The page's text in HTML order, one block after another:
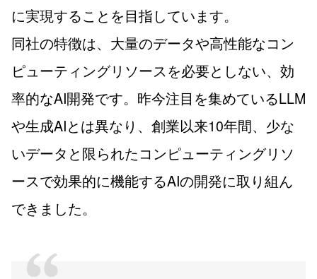
に実現することを目指しています。
同社の特徴は、大量のデータや高性能なコン
ピューティングリソースを必要としない、効
率的なAI開発です。昨今注目を集めているLLM
や生成AIとは異なり、創業以来10年間、少な
いデータと限られたコンピューティングリソ
ースで効果的に機能するAIの開発に取り組ん
できました。